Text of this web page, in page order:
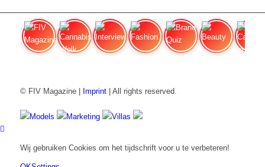
© FIV Magazine | Imprint| All rights reserved.
Models Marketing Villas
Wij gebruiken Cookies om het tijdschrift voor u te verbeteren!